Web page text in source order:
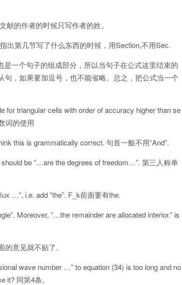
献的作者的时候只写作者的姓。
出第几节写了什么东西的时候，用Section,不用Sec.
一个句子的组成部分，所以当句子在公式这里结束的
，如果要加逗号，也不能省略。总之，把公式当一个
for triangular cells with order of accuracy higher than se
词的使用
this is grammatically correct. 句首一般不用“And”.
be ”…are the degrees of freedom…”. 第三人称单
…”, i.e. add ”the”. F_k前面要有the.
Moreover, ”…the remainder are allocated interior.” is
意见就不贴了。
wave number …” to equation (34) is too long and no
it? 同第4条。